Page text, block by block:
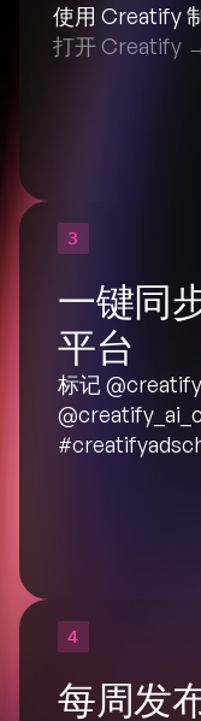
使用 Creatify
打开 Creatify
3
一键同
平台
标记
4
每周发